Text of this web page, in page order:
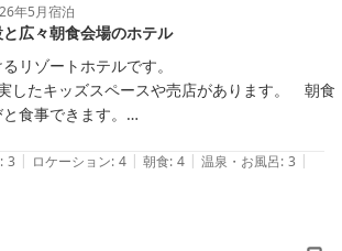
くもなくちょうどいい感じでしたが、コーヒー
なかなかされなかったのでもう少し手際良く出し
改善の課題とさせていただきます。
わらない「1年通じて通年均一価格」でお客
す。次回お越しの際は、有明海を一望できる
の絶景を心ゆくまでお楽しみいただけるよ
てなしの向上に努めてまいります。またのお
し上げております。
島原
年5月宿泊
広々朝食会場のホテル
リゾートホテルです。
したキッズスペースや売店があります。　朝食
食事できます。
側だったり、曇ガラスの窓で全然景色を楽しめ
屋のプランをちゃんと見たほうがいいです。
かったです。
: 3 | ロケーション: 4 | 朝食: 4 | 温泉・お風呂: 3 |